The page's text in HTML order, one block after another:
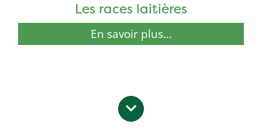
Les races laitières
En savoir plus...